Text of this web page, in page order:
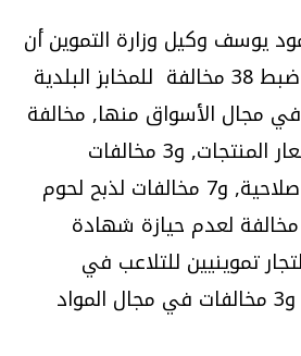
يوسف وكيل وزارة التموين أن
ضبط 38 مخالفة للمخابز البلدية
مجال الأسواق منها, مخالفة
المنتجات, و3 مخالفات
و7 مخالفات لذبح لحوم
مخالفة لعدم حيازة شهادة
تموينيين للتلاعب في
3 مخالفات في مجال المواد